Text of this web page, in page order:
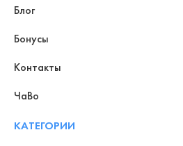
Блог
Бонусы
Контакты
ЧаВо
КАТЕГОРИИ